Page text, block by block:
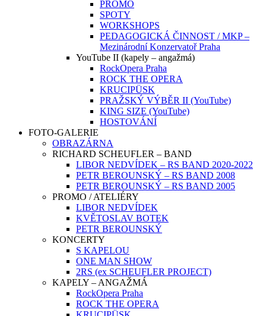
PROMO
SPOTY
WORKSHOPS
PEDAGOGICKÁ ČINNOST / MKP –
Mezinárodní Konzervatoř Praha
YouTube II (kapely – angažmá)
RockOpera Praha
ROCK THE OPERA
KRUCIPÜSK
PRAŽSKÝ VÝBĚR II (YouTube)
KING SIZE (YouTube)
HOSTOVÁNÍ
FOTO-GALERIE
OBRAZÁRNA
RICHARD SCHEUFLER – BAND
LIBOR NEDVÍDEK – RS BAND 2020-2022
PETR BEROUNSKÝ – RS BAND 2008
PETR BEROUNSKÝ – RS BAND 2005
PROMO / ATELIÉRY
LIBOR NEDVÍDEK
KVĚTOSLAV BOTEK
PETR BEROUNSKÝ
KONCERTY
S KAPELOU
ONE MAN SHOW
2RS (ex SCHEUFLER PROJECT)
KAPELY – ANGAŽMÁ
RockOpera Praha
ROCK THE OPERA